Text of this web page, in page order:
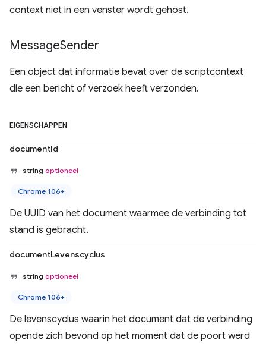
context niet in een venster wordt gehost.
MessageSender
Een object dat informatie bevat over de scriptcontext
die een bericht of verzoek heeft verzonden.
EIGENSCHAPPEN
documentId
string optioneel
Chrome 106+
De UUID van het document waarmee de verbinding tot
stand is gebracht.
documentLevenscyclus
string optioneel
Chrome 106+
De levenscyclus waarin het document dat de verbinding
opende zich bevond op het moment dat de poort werd